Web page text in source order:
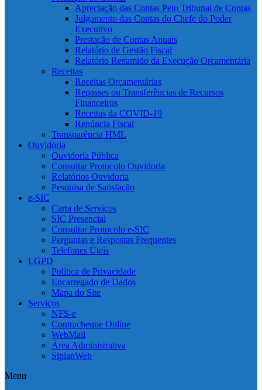
Apreciação das Contas Pelo Tribunal de Contas
Julgamento das Contas do Chefe do Poder
Executivo
Prestação de Contas Anuais
Relatório de Gestão Fiscal
Relatório Resumido da Execução Orçamentária
Receitas
Receitas Orçamentárias
Repasses ou Transferências de Recursos
Financeiros
Receitas da COVID-19
Renúncia Fiscal
Transparência HML
Ouvidoria
Ouvidoria Pública
Consultar Protocolo Ouvidoria
Relatórios Ouvidoria
Pesquisa de Satisfação
e-SIC
Carta de Serviços
SIC Presencial
Consultar Protocolo e-SIC
Perguntas e Respostas Frequentes
Telefones Úteis
LGPD
Política de Privacidade
Encarregado de Dados
Mapa do Site
Serviços
NFS-e
Contracheque Online
WebMail
Área Administrativa
SiplanWeb
Menu